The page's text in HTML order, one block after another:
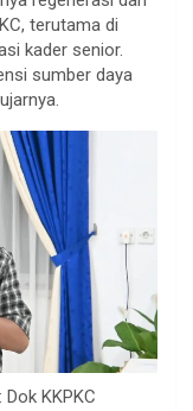
terutama di
kader senior.
sumber daya
KKPKC